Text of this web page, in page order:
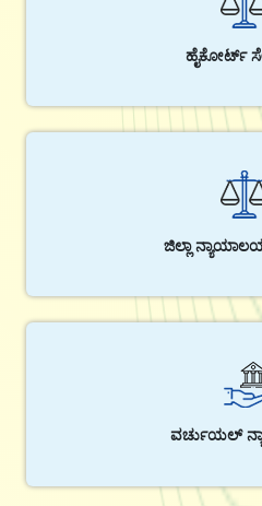
ಹೈಕೋರ್ಟ್
ಜಿಲ್ಲಾ
ವರ್ಚುಯಲ್